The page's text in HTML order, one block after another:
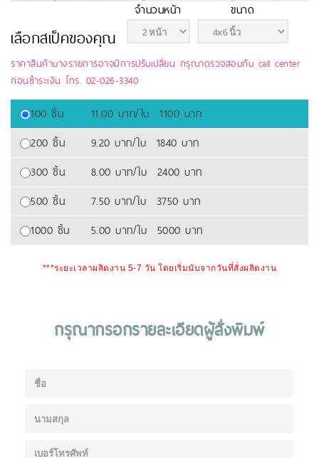
เลือกสเป็คของคุณ
จำนวนหน้า ขนาด
ราคาสินค้าบางรายการอาจมีการปรับเปลี่ยน กรุณาตรวจสอบกับ call center
ก่อนชำระเงิน โทร. 02-026-3340
100 ชิ้น 11.00 บาท/ใบ 1100 บาท
200 ชิ้น
9.20 บาท/ใบ 1840 บาท
300 ชิ้น
8.00 บาท/ใบ 2400 บาท
500 ชิ้น
7.50 บาท/ใบ 3750 บาท
1000 ชิ้น
5.00 บาท/ใบ 5000 บาท
***ระยะเวลาผลิตงาน 5-7 วัน โดยเริ่มนับจากวันที่สั่งผลิตงาน
กรุณากรอกรายละเอียดผู้สั่งพิมพ์